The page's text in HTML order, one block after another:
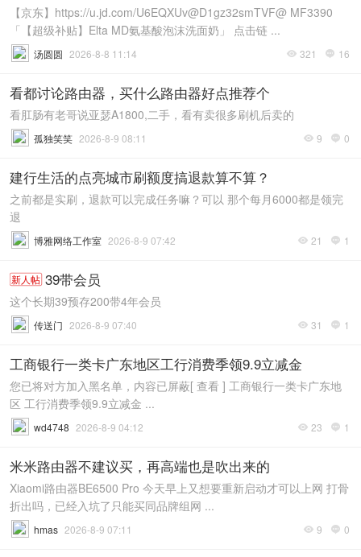
【京东】https://u.jd.com/U6EQXUv@D1gz32smTVF@ MF3390
「【超级补贴】Elta MD氨基酸泡沫洗面奶」 点击链 ...
 321  16
汤圆圆 2026-8-8 11:14
看都讨论路由器，买什么路由器好点推荐个
看肛肠有老哥说亚瑟A1800,二手，看有卖很多刷机后卖的
 9  0
孤独笑笑 2026-8-9 08:11
建行生活的点亮城市刷额度搞退款算不算？
之前都是实刷，退款可以完成任务嘛？可以 那个每月6000都是领完
退
 21  1
博雅网络工作室 2026-8-9 07:42
新人帖 39带会员
这个长期39预存200带4年会员
 31  1
传送门 2026-8-9 07:40
工商银行一类卡广东地区工行消费季领9.9立减金
您已将对方加入黑名单，内容已屏蔽[ 查看 ] 工商银行一类卡广东地
区 工行消费季领9.9立减金 ...
 23  1
wd4748 2026-8-9 04:12
米米路由器不建议买，再高端也是吹出来的
Xiaomi路由器BE6500 Pro 今天早上又想要重新启动才可以上网 打骨
折出吗，已经入坑了只能买同品牌组网 ...
 9  0
hmas 2026-8-9 07:11